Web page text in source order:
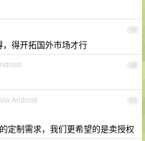
15
得开拓国外市场才行
16
17
Android
定制需求，我们更希望的是卖授权